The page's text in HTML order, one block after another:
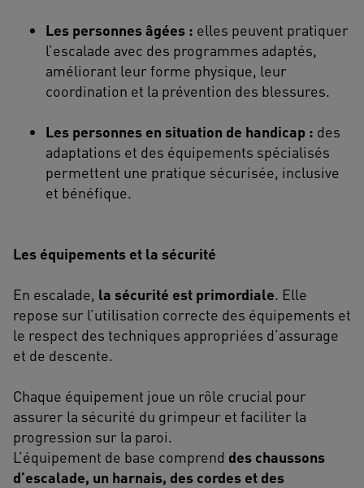
Les personnes âgées : elles peuvent pratiquer
l’escalade avec des programmes adaptés,
améliorant leur forme physique, leur
coordination et la prévention des blessures.
Les personnes en situation de handicap : des
adaptations et des équipements spécialisés
permettent une pratique sécurisée, inclusive
et bénéfique.
Les équipements et la sécurité
En escalade, la sécurité est primordiale. Elle
repose sur l’utilisation correcte des équipements et
le respect des techniques appropriées d’assurage
et de descente.
Chaque équipement joue un rôle crucial pour
assurer la sécurité du grimpeur et faciliter la
progression sur la paroi.
L’équipement de base comprend des chaussons
d’escalade, un harnais, des cordes et des